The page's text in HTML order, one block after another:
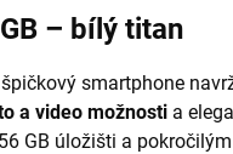
– bílý titan
smartphone
a video možnosti a
GB úložišti a